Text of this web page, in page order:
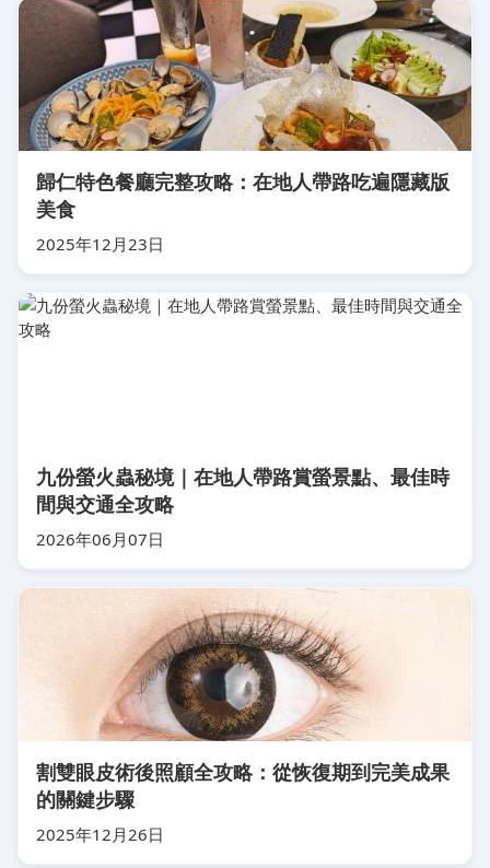
歸仁特色餐廳完整攻略：在地人帶路吃遍隱藏版
美食
2025年12月23日
九份螢火蟲秘境｜在地人帶路賞螢景點、最佳時
間與交通全攻略
2026年06月07日
割雙眼皮術後照顧全攻略：從恢復期到完美成果
的關鍵步驟
2025年12月26日